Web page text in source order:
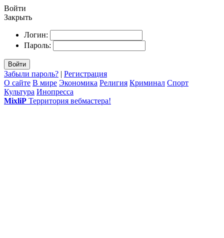
Войти
Закрыть
Логин:
Пароль:
Войти
Забыли пароль? | Регистрация
О сайте В мире Экономика Религия Криминал Спорт
Культура Инопресса
MixliP Территория вебмастера!